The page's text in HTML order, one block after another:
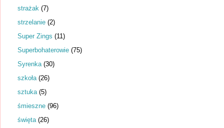
strażak (7)
strzelanie (2)
Super Zings (11)
Superbohaterowie (75)
Syrenka (30)
szkoła (26)
sztuka (5)
śmieszne (96)
święta (26)